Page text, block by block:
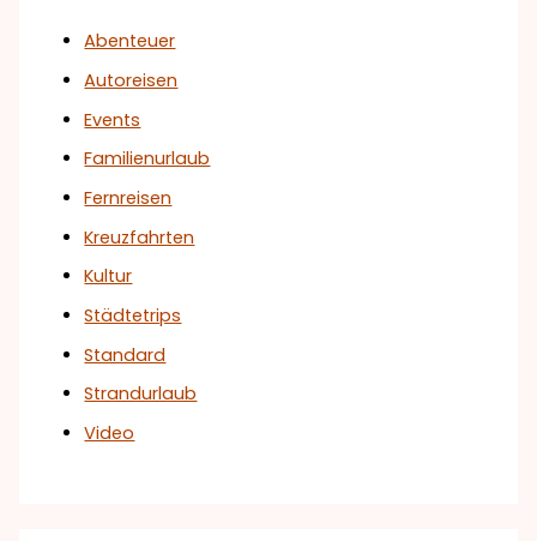
Abenteuer
Autoreisen
Events
Familienurlaub
Fernreisen
Kreuzfahrten
Kultur
Städtetrips
Standard
Strandurlaub
Video